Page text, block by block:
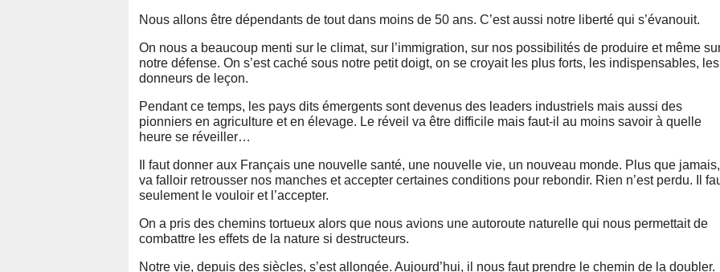
Nous allons être dépendants de tout dans moins de 50 ans. C’est aussi notre liberté qui s’évanouit.
On nous a beaucoup menti sur le climat, sur l’immigration, sur nos possibilités de produire et même
notre défense. On s’est caché sous notre petit doigt, on se croyait les plus forts, les indispensables, les
donneurs de leçon.
Pendant ce temps, les pays dits émergents sont devenus des leaders industriels mais aussi des
pionniers en agriculture et en élevage. Le réveil va être difficile mais faut-il au moins savoir à quelle
heure se réveiller…
Il faut donner aux Français une nouvelle santé, une nouvelle vie, un nouveau monde. Plus que jamais,
va falloir retrousser nos manches et accepter certaines conditions pour rebondir. Rien n’est perdu. Il
seulement le vouloir et l’accepter.
On a pris des chemins tortueux alors que nous avions une autoroute naturelle qui nous permettait de
combattre les effets de la nature si destructeurs.
Notre vie, depuis des siècles, s’est allongée. Aujourd’hui, il nous faut prendre le chemin de la doubler.